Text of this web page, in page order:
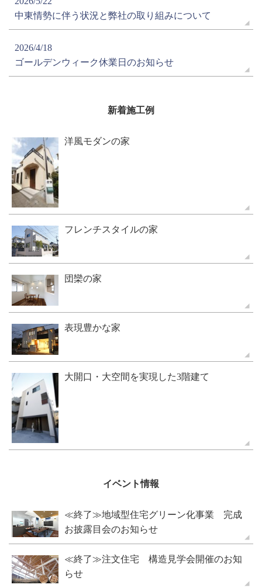
中東情勢に伴う状況と弊社の取り組みについて
2026/4/18
ゴールデンウィーク休業日のお知らせ
新着施工例
洋風モダンの家
フレンチスタイルの家
団欒の家
表現豊かな家
大開口・大空間を実現した3階建て
イベント情報
≪終了≫地域型住宅グリーン化事業 完成
お披露目会のお知らせ
≪終了≫注文住宅 構造見学会開催のお知
らせ